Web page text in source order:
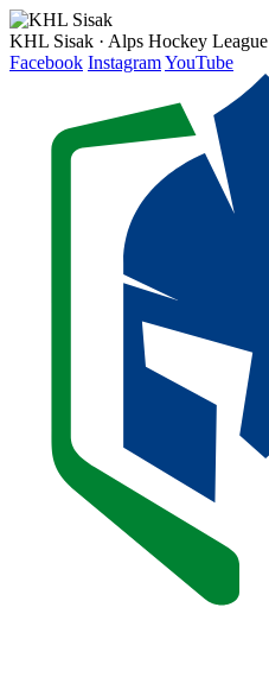
KHL Sisak · Alps Hockey League
Facebook InstagramYouTube